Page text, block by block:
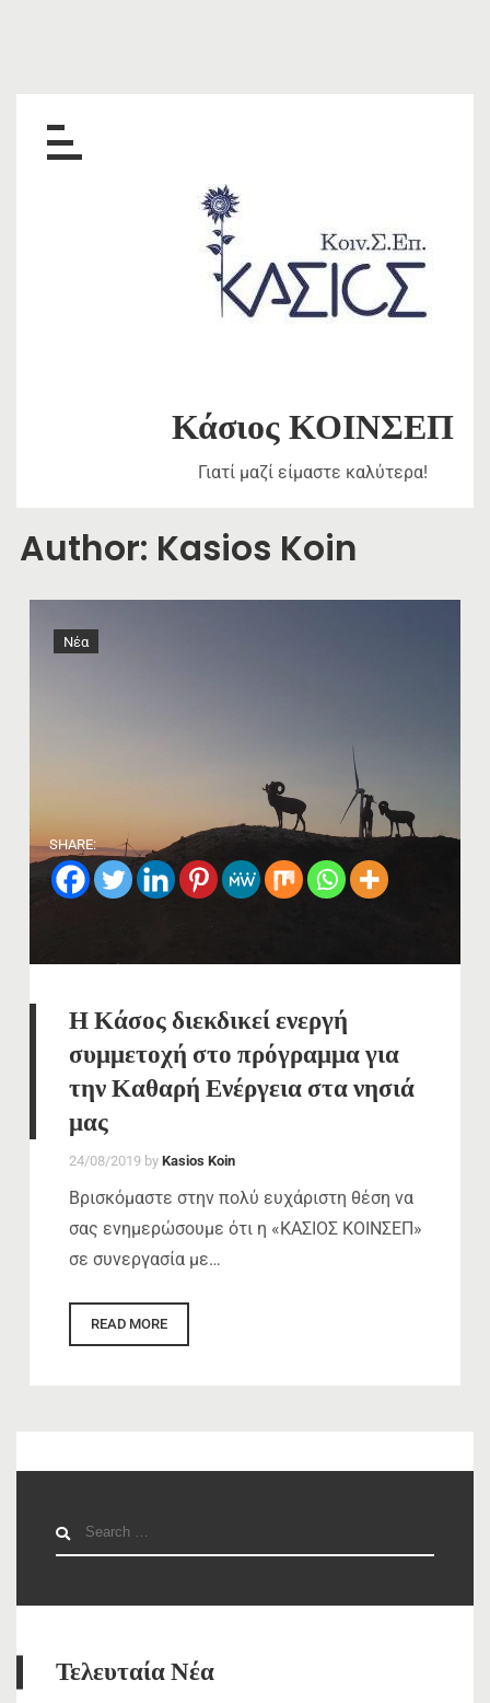
Search
for:
Τελευταία Νέα
Author: Kasios Koin
Νέα
SHARE:
Η Κάσος διεκδικεί ενεργή
συμμετοχή στο πρόγραμμα για
την Καθαρή Ενέργεια στα νησιά
μας
24/08/2019 by Kasios Koin
Βρισκόμαστε στην πολύ ευχάριστη θέση να
σας ενημερώσουμε ότι η «ΚΑΣΙΟΣ ΚΟΙΝΣΕΠ»
σε συνεργασία με…
READ MORE
Κάσιος ΚΟΙΝΣΕΠ
Γιατί μαζί είμαστε καλύτερα!